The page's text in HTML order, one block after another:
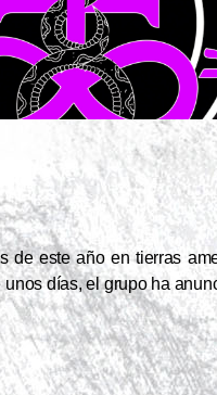
de este año en tierras
días, el grupo ha